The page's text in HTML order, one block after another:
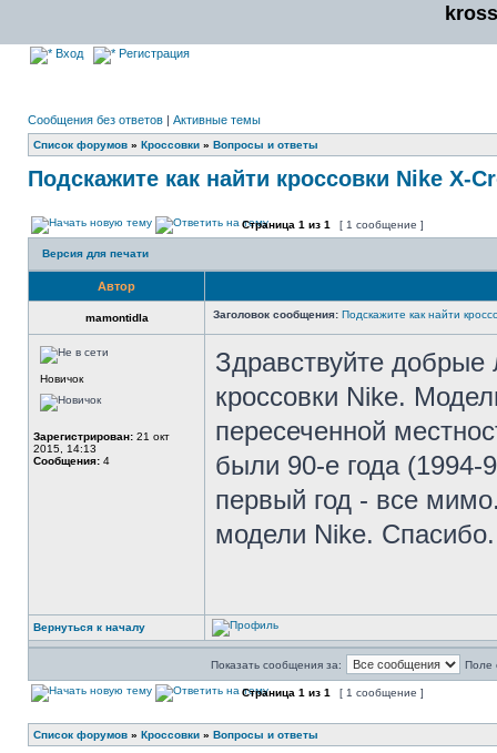
Вход Регистрация
Сообщения без ответов | Активные темы
Список форумов » Кроссовки » Вопросы и ответы
Подскажите как найти кроссовки Nike X-
Страница 1 из 1 [ 1 сообщение ]
Версия для печати
Автор
mamontidla Заголовок сообщения: Подскажите как найти
Новичок
Зарегистрирован: 21 окт
2015, 14:13
Сообщения: 4
Здравствуйте
кроссовки Nike.
пересеченной
были 90-е года (1994-
первый год - все
модели Nike. Спасибо.
Вернуться к началу
Показать сообщения за: Поле
Страница 1 из 1 [ 1 сообщение ]
Список форумов » Кроссовки » Вопросы и ответы